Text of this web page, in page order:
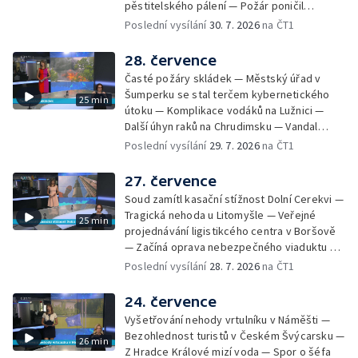
Most začíná festival Let It Roll — Vyvrcholil
bouřkový neboli jelení úplněk — Kanoistka
pěstitelského pálení — Požár poničil
historickou vilu Marta v Písku — Končí Letní
odpad — Nedostatek vody na Hracholuskách
— Příprava nového plavebního stupně v
Děčíně — Biokoridor pro užovku stromovou
— Záchrana liblického vysílače — První
koncert Diany Ross v Česku — Výroba
obrněných vozidel CV90 — Biokoridor pod
vedením vysokého napětí
Poslední vysílání30. 7. 2026na ČT1
25 min
28. července
Časté požáry skládek — Městský úřad v
Šumperku se stal terčem kybernetického
útoku — Komplikace vodáků na Lužnici —
Další úhyn raků na Chrudimsku — Vandal
poškodil okna na Ještědu — Lvice Elza má
defibrilátorů — 194 km/h po dálnici D6 —
Problém s likvidací kadmia — Vězni na
Frýdlantsku čistí koryto potoka — Antikolizní
systém tramvají Škoda 40T — Praha má šanci
na rekordní turistickou sezonu — Začíná
festival PernštejnLove v Pardubicích — Jelen
albín na Litoměřicku — Čeští vědci se
Poslední vysílání 29. 7. 2026na ČT1
25 min
27. července
Soud zamítl kasační stížnost Dolní Cerekvi —
Tragická nehoda u Litomyšle — Veřejné
projednávání ligistikcého centra v Boršově
— Začíná oprava nebezpečného viaduktu v
Klatovech — Pražská koalice o zásahu na
na Českolipsku — Úřednice na pachatele
napojená nebyla — Nižší zájem o Novou
zelenou úsporám — Problémy řidičů v
KRNAP kvůli navigaci — Dohašování požáru
Poslední vysílání 28. 7. 2026na ČT1
26 min
24. července
Vyšetřování nehody vrtulníku v Náměšti —
Bezohlednost turistů v Českém Švýcarsku —
Z Hradce Králové mizí voda — Spor o šéfa